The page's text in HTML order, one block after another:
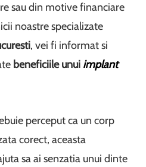
sau din motive financiare
noastre specializate
, vei fi informat si
beneficiile unui implant
perceput ca un corp
corect, aceasta
sa ai senzatia unui dinte